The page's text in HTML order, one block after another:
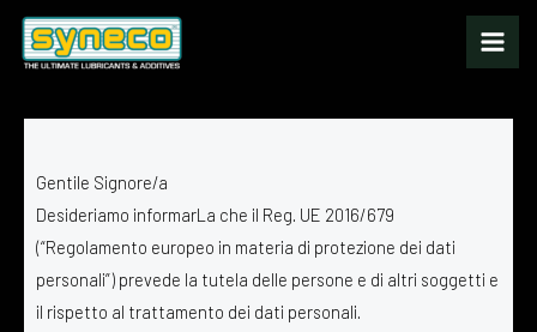
Gentile Signore/a
Desideriamo informarLa che il Reg. UE 2016/679
(“Regolamento europeo in materia di protezione dei dati
personali”) prevede la tutela delle persone e di altri soggetti e
il rispetto al trattamento dei dati personali.